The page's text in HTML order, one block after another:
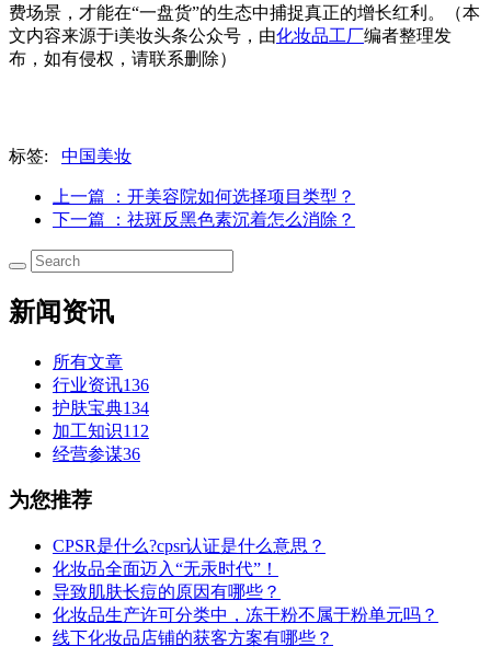
费场景，才能在“一盘货”的生态中捕捉真正的增长红利。（本
文内容来源于i美妆头条公众号，由化妆品工厂编者整理发
布，如有侵权，请联系删除）
标签: 中国美妆
上一篇
：开美容院如何选择项目类型？
下一篇
：祛斑反黑色素沉着怎么消除？
新闻资讯
所有文章
行业资讯136
护肤宝典134
加工知识112
经营参谋36
为您推荐
CPSR是什么?cpsr认证是什么意思？
化妆品全面迈入“无汞时代”！
导致肌肤长痘的原因有哪些？
化妆品生产许可分类中，冻干粉不属于粉单元吗？
线下化妆品店铺的获客方案有哪些？